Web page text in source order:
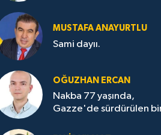
MUSTAFA ANAYURTLU
Sami dayıı.
OĞUZHAN ERCAN
Nakba 77 yaşında,
Gazze'de sürdürülen